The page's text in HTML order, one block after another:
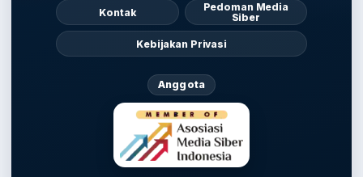
Kontak
Pedoman Media
Siber
Kebijakan Privasi
Anggota